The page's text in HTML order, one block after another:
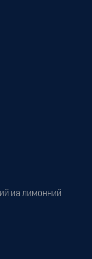
иа лимонний